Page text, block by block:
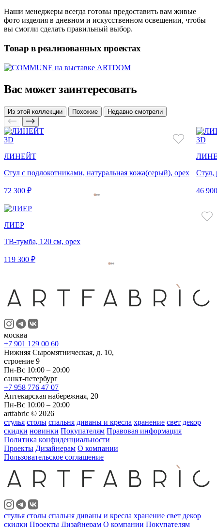
Наши менеджеры всегда готовы предоставить вам живые
фото изделия в дневном и искусственном освещении, чтобы
вы смогли сделать правильный выбор.
Товар в реализованных проектах
Вас может заинтересовать
Из этой коллекции Похожие Недавно смотрели
3D
ЛИНЕЙТ
Стул с подлокотниками, натуральная кожа(серый), орех
72 300 ₽
3D
Стул,
46
ЛИЕР
ТВ-тумба, 120 см, орех
119 300 ₽
москва
+7 901 129 00 60
Нижняя Сыромятническая, д. 10,
строение 9
Пн-Вс 10:00 – 20:00
санкт-петербург
+7 958 776 47 07
Аптекарская набережная, 20
Пн-Вс 10:00 – 20:00
artfabric © 2026
стулья столы спальня диваны и кресла хранение свет декор
скидки новинки Покупателям Правовая информация
Политика конфиденциальности
Проекты Дизайнерам О компании
Пользовательское соглашение
стулья столы спальня диваны и кресла хранение свет декор
скидки Проекты Дизайнерам О компании Покупателям